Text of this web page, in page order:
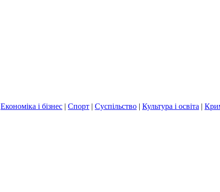
Економіка і бізнес | Спорт | Суспільство | Культура і освіта |